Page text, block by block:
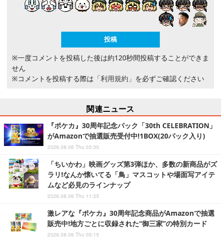
※一度コメントを投稿した後は約120秒間投稿することができま
せん
※コメントを投稿する際は 「利用規約」 を必ずご確認ください
関連ニュース
『ポケカ』30周年記念パック「30th CELEBRATION」
がAmazonで抽選販売受付中!1BOX(20パック入り)
2026.08.06 Thu 03:30
「ちいかわ」映画グッズ第3弾ほか、多数の新商品がズ
ラリ!なんか懐いてる「鳥」マスコットや場面写アイテ
ムなど必見のラインナップ
2026.08.06 Thu 11:25
激レアな『ポケカ』30周年記念商品がAmazonで抽選
販売中!地方ごとに収録された“御三家”の特別カード
2026.08.06 Thu 05:15